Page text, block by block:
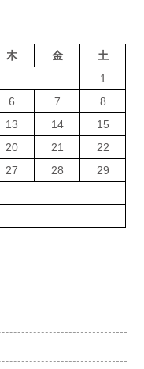
木 金 土
1
6 7
8
13 14
15
20 21
22
27 28
29